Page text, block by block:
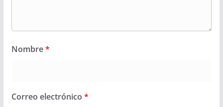
Nombre*
Correo electrónico *